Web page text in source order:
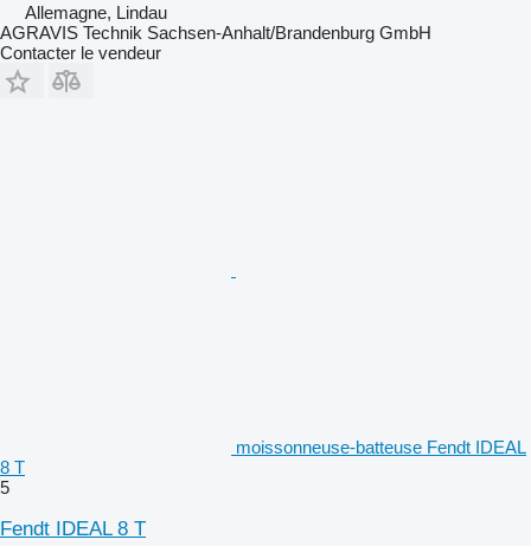
Allemagne, Lindau
AGRAVIS Technik Sachsen-Anhalt/Brandenburg GmbH
Contacter le vendeur
moissonneuse-batteuse Fendt IDEAL
8 T
5
Fendt IDEAL 8 T